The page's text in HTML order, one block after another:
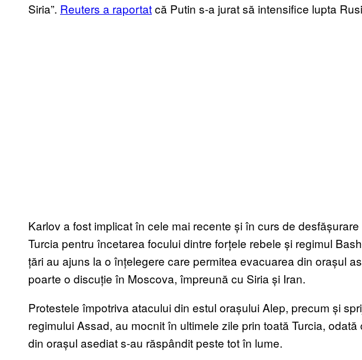
Siria”. Reuters a raportatcă Putin s-a jurat să intensifice lupta
Karlov a fost implicat în cele mai recente și în curs de
Turcia pentru încetarea focului dintre forțele rebele și regimul
țări au ajuns la o înțelegere care permitea evacuarea din orașul
poarte o discuție în Moscova, împreună cu Siria și Iran.
Protestele împotriva atacului din estul orașului Alep, precum și
regimului Assad, au mocnit în ultimele zile prin toată Turcia,
din orașul asediat s-au răspândit peste tot în lume.